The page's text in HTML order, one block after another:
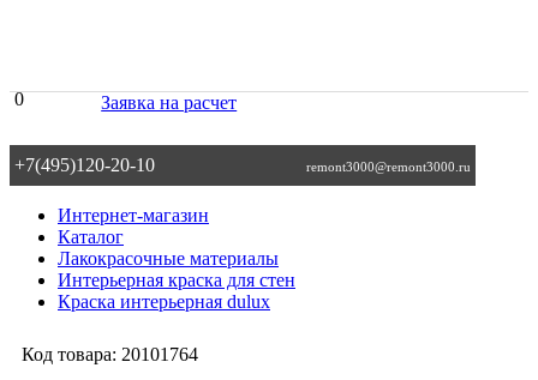
Заявка на расчет
0
+7(495)120-20-10 remont3000@remont3000.ru
Интернет-магазин
Каталог
Лакокрасочные материалы
Интерьерная краска для стен
Краска интерьерная dulux
Код товара: 20101764